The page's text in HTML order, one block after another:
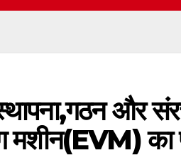
और
मशीन(EVM) का